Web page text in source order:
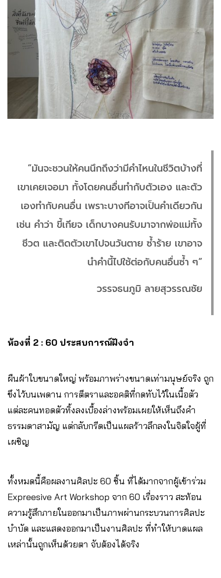
“มันจะชวนให้คนนึกถึงว่ามีคำไหนในชีวิตบ้างที่
เขาเคยเจอมา ทั้งโดยคนอื่นทำกับตัวเอง และตัว
เองทำกับคนอื่น เพราะบางทีอาจเป็นคำเดียวกัน
เช่น คำว่า ขี้เกียจ เด็กบางคนรับมาจากพ่อแม่ทั้ง
ชีวต และติดตัวเขาไปจนวันตาย ซ้ำร้าย เขาอาจ
นำคำนี้ไปใช้ต่อกับคนอื่นซ้ำ ๆ”
วรรจธนภูมิ ลายสุวรรณชัย
ห้องที่ 2 : 60 ประสบการณ์ฝังจำ
ผืนผ้าใบขนาดใหญ่ พร้อมภาพร่างขนาดเท่ามนุษย์จริง ถูก
ขึงไว้บนเพดาน การตีตราและอคติที่กดทับไว้ในเนื้อตัว
แต่ละคนทอดตัวทิ้งลงเบื้องล่างพร้อมเผยให้เห็นถึงคำ
ธรรมดาสามัญ แต่กลับกรีดเป็นแผลร้าวลึกลงในจิตใจผู้ที่
เผชิญ
ทั้งหมดนี้คือผลงานศิลปะ 60 ชิ้น ที่ได้มากจากผู้เข้าร่วม
Expreesive Art Workshop จาก 60 เรื่องราว สะท้อน
ความรู้สึกภายในออกมาเป็นภาพผ่านกระบวนการศิลปะ
บำบัด และแสดงออกมาเป็นงานศิลปะ ที่ทำให้บาดแผล
เหล่านั้นถูกเห็นด้วยตา จับต้องได้จริง